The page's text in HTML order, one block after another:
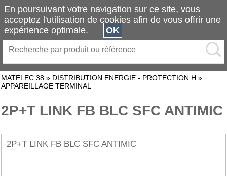
MATELEC 38 » DISTRIBUTION ENERGIE - PROTECTION H »
APPAREILLAGE TERMINAL
2P+T LINK FB BLC SFC ANTIMIC
2P+T LINK FB BLC SFC ANTIMIC
En poursuivant votre navigation sur ce site, vous
acceptez l'utilisation de cookies afin de vous offrir une
expérience optimale.
OK